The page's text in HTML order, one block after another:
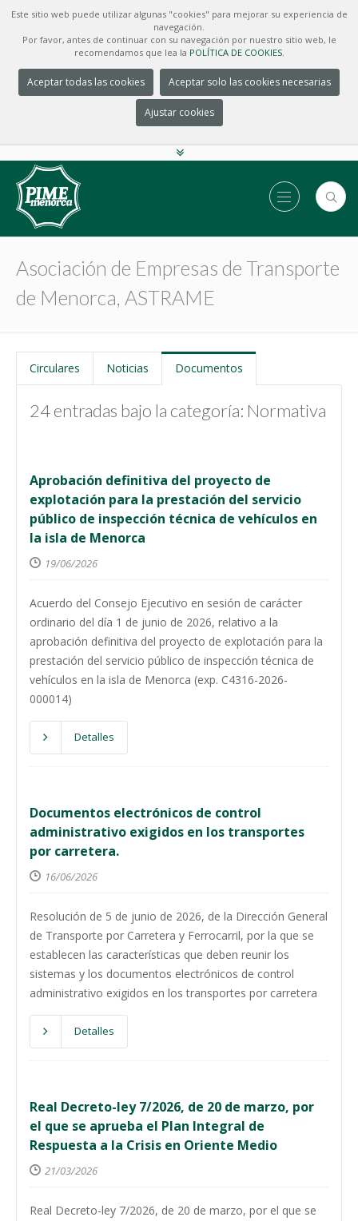
Este sitio web puede utilizar algunas "cookies" para mejorar su experiencia de
navegación.
Por favor, antes de continuar con su navegación por nuestro sitio web, le
recomendamos que lea la POLÍTICA DE COOKIES.
Aceptar todas las cookies Aceptar solo las cookies necesarias
Ajustar cookies
Asociación de Empresas de Transporte
de Menorca, ASTRAME
Circulares Noticias Documentos
24 entradas bajo la categoría: Normativa
Aprobación definitiva del proyecto de
explotación para la prestación del servicio
público de inspección técnica de vehículos en
la isla de Menorca
19/06/2026
Acuerdo del Consejo Ejecutivo en sesión de carácter
ordinario del día 1 de junio de 2026, relativo a la
aprobación definitiva del proyecto de explotación para la
prestación del servicio público de inspección técnica de
vehículos en la isla de Menorca (exp. C4316-2026-
000014)
Detalles
Documentos electrónicos de control
administrativo exigidos en los transportes
por carretera.
16/06/2026
Resolución de 5 de junio de 2026, de la Dirección General
de Transporte por Carretera y Ferrocarril, por la que se
establecen las características que deben reunir los
sistemas y los documentos electrónicos de control
administrativo exigidos en los transportes por carretera
Detalles
Real Decreto-ley 7/2026, de 20 de marzo, por
el que se aprueba el Plan Integral de
Respuesta a la Crisis en Oriente Medio
21/03/2026
Real Decreto-ley 7/2026, de 20 de marzo, por el que se